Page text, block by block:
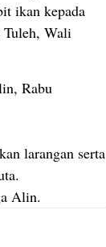
ikan kepada
Tuleh, Wali
Rabu
larangan serta
Alin.